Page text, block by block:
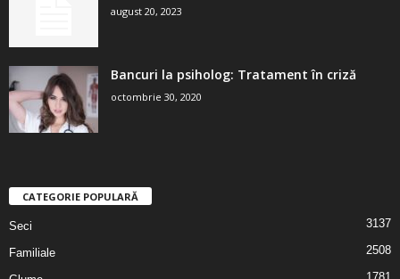
august 20, 2023
Bancuri la psiholog: Tratament în criză
octombrie 30, 2020
CATEGORIE POPULARĂ
Seci 3137
Familiale 2508